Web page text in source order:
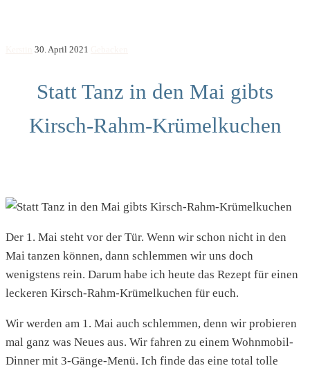
30. April 2021
Statt Tanz in den Mai gibts
Kirsch-Rahm-Krümelkuchen
Der 1. Mai steht vor der Tür. Wenn wir schon nicht in den
Mai tanzen können, dann schlemmen wir uns doch
wenigstens rein. Darum habe ich heute das Rezept für einen
leckeren Kirsch-Rahm-Krümelkuchen für euch.
Wir werden am 1. Mai auch schlemmen, denn wir probieren
mal ganz was Neues aus. Wir fahren zu einem Wohnmobil-
Dinner mit 3-Gänge-Menü. Ich finde das eine total tolle